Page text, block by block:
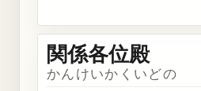
関係各位殿
かんけいかくいどの